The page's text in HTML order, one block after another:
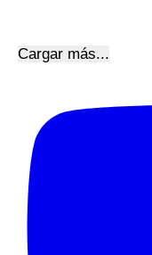
Cargar más...